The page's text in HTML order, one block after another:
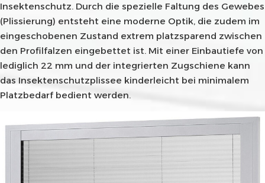
Insektenschutz. Durch die spezielle Faltung des Gewebes
(Plissierung) entsteht eine moderne Optik, die zudem im
eingeschobenen Zustand extrem platzsparend zwischen
den Profilfalzen eingebettet ist. Mit einer Einbautiefe von
lediglich 22 mm und der integrierten Zugschiene kann
das Insektenschutzplissee kinderleicht bei minimalem
Platzbedarf bedient werden.